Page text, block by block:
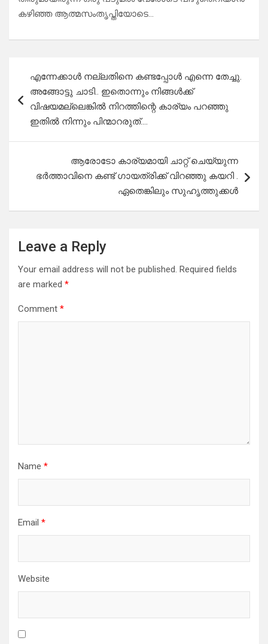
കഴിഞ്ഞ ആത്മസംതൃപ്തിയോടെ…
navigation
എന്നേക്കാൾ നല്ലതിനെ കണ്ടപ്പോൾ എന്നെ തേച്ചു.
അങ്ങോട്ടു ചാടി.. ഇതൊന്നും നിങ്ങൾക്ക്
വിഷയമല്ലെങ്കിൽ നിറത്തിന്റെ കാര്യം പറഞ്ഞു
ഇതിൽ നിന്നും പിന്മാറരുത്….
ആരോടോ കാര്യമായി ചാറ്റ് ചെയ്യുന്ന
ഭർത്താവിനെ കണ്ട് ഗായത്രിക്ക് വിറഞ്ഞു കയറി .
ഏതെങ്കിലും സുഹൃത്തുക്കൾ
Leave a Reply
Your email address will not be published. Required fields
are marked *
Comment *
Name *
Email *
Website